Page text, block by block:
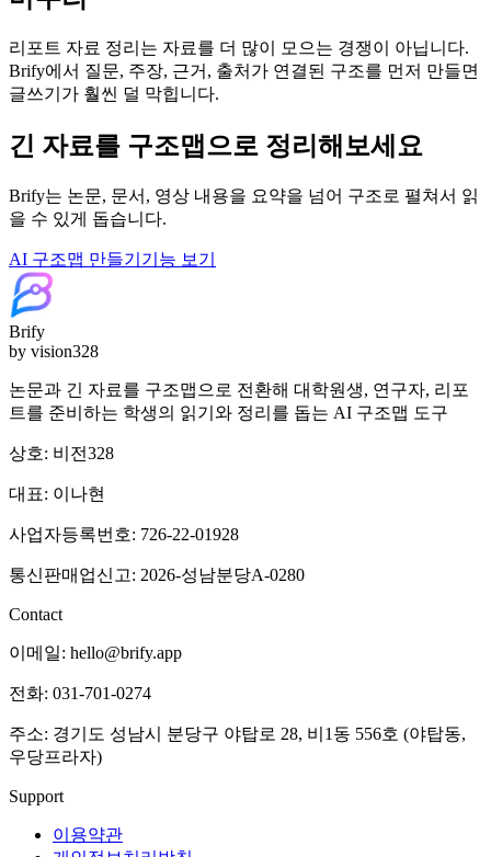
리포트 자료 정리는 자료를 더 많이 모으는 경쟁이 아닙니다.
Brify에서 질문, 주장, 근거, 출처가 연결된 구조를 먼저 만들면
글쓰기가 훨씬 덜 막힙니다.
긴 자료를 구조맵으로 정리해보세요
Brify는 논문, 문서, 영상 내용을 요약을 넘어 구조로 펼쳐서 읽
을 수 있게 돕습니다.
AI 구조맵 만들기 기능 보기
Brify
by vision328
논문과 긴 자료를 구조맵으로 전환해 대학원생, 연구자, 리포
트를 준비하는 학생의 읽기와 정리를 돕는 AI 구조맵 도구
상호: 비전328
대표: 이나현
사업자등록번호: 726-22-01928
통신판매업신고: 2026-성남분당A-0280
Contact
이메일: hello@brify.app
전화: 031-701-0274
주소: 경기도 성남시 분당구 야탑로 28, 비1동 556호 (야탑동,
우당프라자)
Support
이용약관